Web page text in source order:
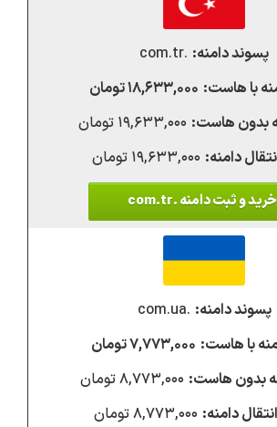
.com.tr
۱۸,۶۳۳,۰۰۰ تومان
۱۹,۶۳۳,۰۰۰ تومان
۱۹,۶۳۳,۰۰۰ تومان
خرید و ثبت دامنه .com.tr
.com.ua
۷,۷۷۳,۰۰۰ تومان
۸,۷۷۳,۰۰۰ تومان
۸,۷۷۳,۰۰۰ تومان